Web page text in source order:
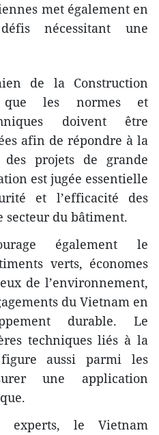
met également en
nécessitant une
de la Construction
que les normes et
doivent être
afin de répondre à la
des projets de grande
est jugée essentielle
et l’efficacité des
secteur du bâtiment.
également le
verts, économes
de l’environnement,
du Vietnam en
durable. Le
techniques liés à la
aussi parmi les
une application
experts, le Vietnam